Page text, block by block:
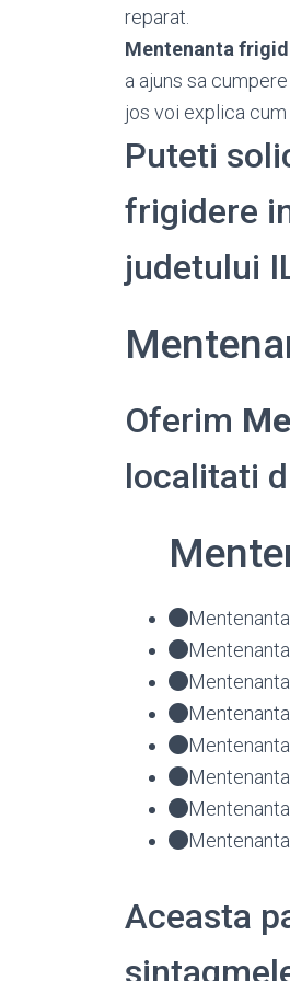
reparat.
Mentenanta
a ajuns sa
jos voi explica
Puteti
frigidere
judetului
Oferim
localitati
Aceasta